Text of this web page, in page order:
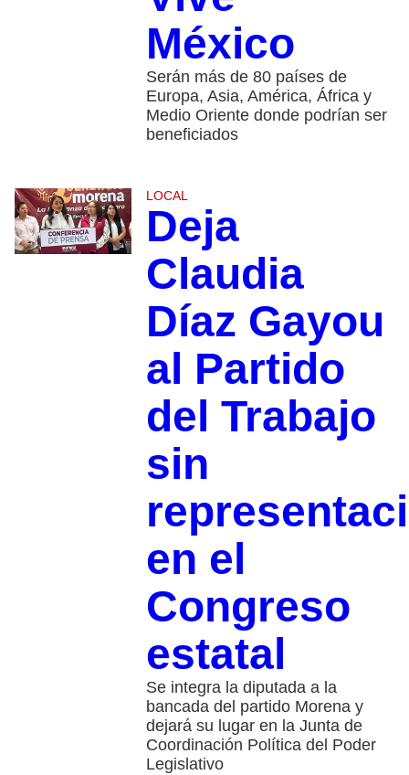
México
Serán más de 80 países de
Europa, Asia, América, África y
Medio Oriente donde podrían ser
beneficiados
LOCAL
Deja
Claudia
Díaz Gayou
al Partido
del Trabajo
sin
en el
Congreso
estatal
Se integra la diputada a la
bancada del partido Morena y
dejará su lugar en la Junta de
Coordinación Política del Poder
Legislativo